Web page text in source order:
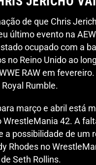
de que Chris
último evento na
ocupado com a
no Reino Unido ao
RAW em
Rumble.
março e abril está
42. A
a possibilidade de um
Rhodes no
Seth Rollins.